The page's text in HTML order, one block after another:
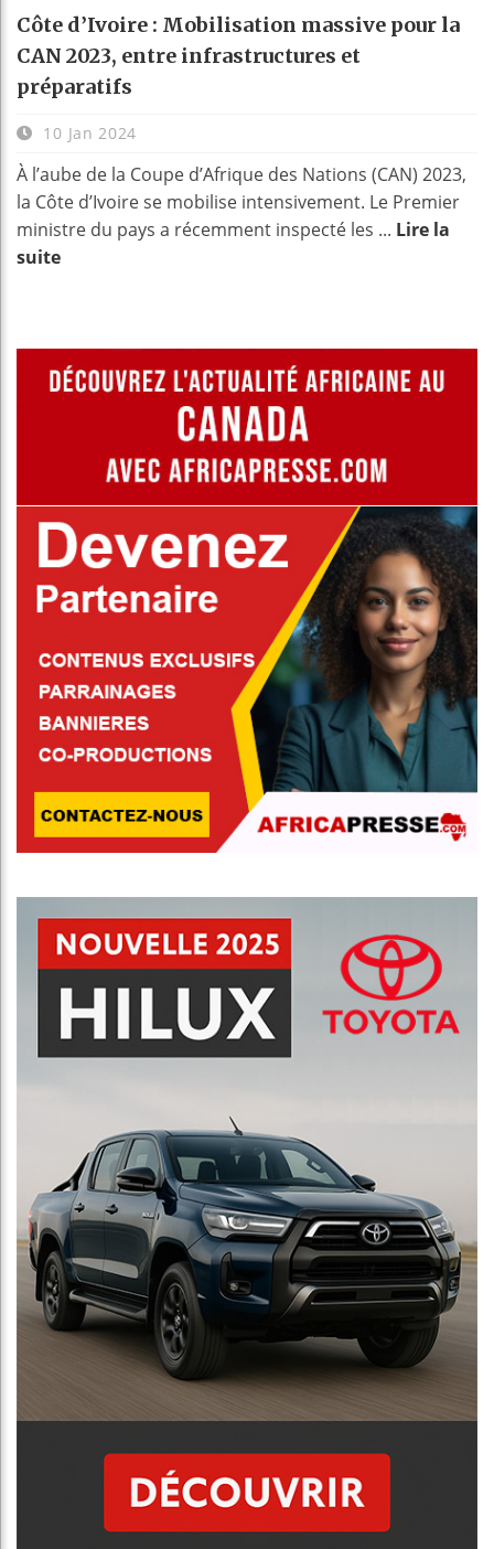
Côte d’Ivoire : Mobilisation massive pour la
CAN 2023, entre infrastructures et
préparatifs
10 Jan 2024
À l’aube de la Coupe d’Afrique des Nations (CAN) 2023,
la Côte d’Ivoire se mobilise intensivement. Le Premier
ministre du pays a récemment inspecté les ... Lire la
suite